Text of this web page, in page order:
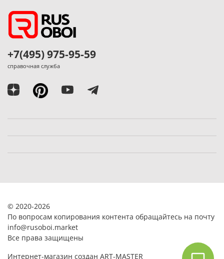
+7(495) 975-95-59
справочная служба
© 2020-2026
По вопросам копирования контента обращайтесь на почту
info@rusoboi.market
Все права защищены
Интернет-магазин создан ART-MASTER